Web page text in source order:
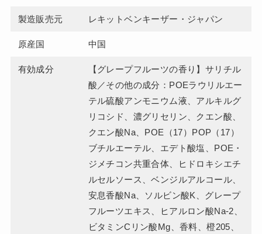
製造販売元 レキットベンキーザー・ジャパン
原産国 中国
有効成分
【グレープフルーツの香り】サリチル
酸／その他の成分：POEラウリルエー
テル硫酸アンモニウム液、アルキルグ
リコシド、濃グリセリン、クエン酸、
クエン酸Na、POE（17）POP（17）
ブチルエーテル、エデト酸塩、POE・
ジメチコン共重合体、ヒドロキシエチ
ルセルソース、ベンジルアルコール、
安息香酸Na、ソルビン酸K、グレープ
フルーツエキス、ヒアルロン酸Na-2、
ビタミンCリン酸Mg、香料、橙205、